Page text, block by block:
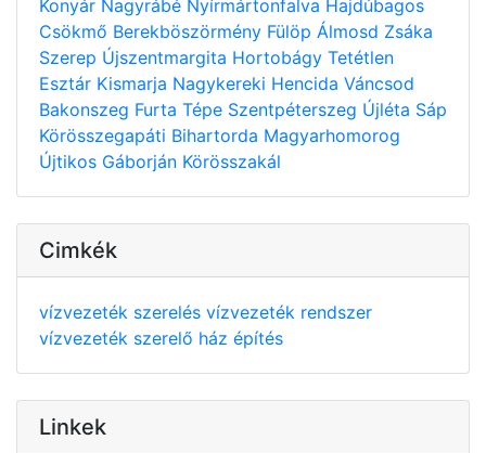
Konyár Nagyrábé Nyírmártonfalva Hajdúbagos
Csökmő Berekböszörmény Fülöp Álmosd Zsáka
Szerep Újszentmargita Hortobágy Tetétlen
Esztár Kismarja Nagykereki Hencida Váncsod
Bakonszeg Furta Tépe Szentpéterszeg Újléta Sáp
Körösszegapáti Bihartorda Magyarhomorog
Újtikos Gáborján Körösszakál
Cimkék
vízvezeték szerelés vízvezeték rendszer
vízvezeték szerelő ház építés
Linkek